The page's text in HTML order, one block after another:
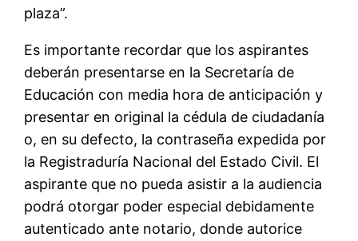
plaza”.
Es importante recordar que los aspirantes
deberán presentarse en la Secretaría de
Educación con media hora de anticipación y
presentar en original la cédula de ciudadanía
o, en su defecto, la contraseña expedida por
la Registraduría Nacional del Estado Civil. El
aspirante que no pueda asistir a la audiencia
podrá otorgar poder especial debidamente
autenticado ante notario, donde autorice